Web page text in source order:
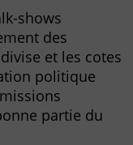
shows
des
et les cotes
politique
partie du